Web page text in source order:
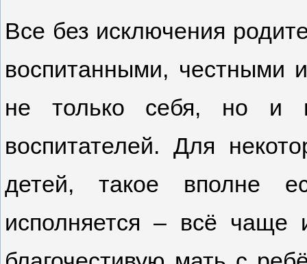
Все без исключения
воспитанными, честными
не только себя, но и
воспитателей. Для
детей, такое вполне
исполняется – всё